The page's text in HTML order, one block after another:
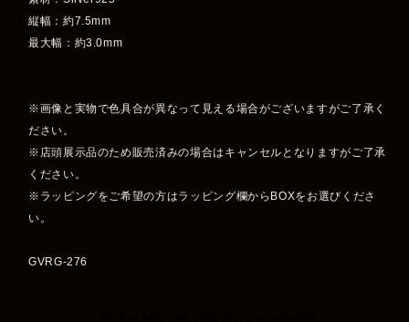
縦幅：約7.5mm
最大幅：約3.0mm
※画像と実物で色具合が異なって見える場合がございますがご了承く
ださい。
※店頭展示品のため販売済みの場合はキャンセルとなりますがご了承
ください。
※ラッピングをご希望の方はラッピング欄からBOXをお選びくださ
い。
GVRG-276